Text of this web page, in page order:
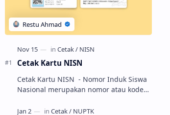
Cetak Kartu NISN
Cetak Kartu NISN - Nomor Induk Siswa
Nasional merupakan nomor atau kode
siswa. NISN ini diterbitkan kepada …